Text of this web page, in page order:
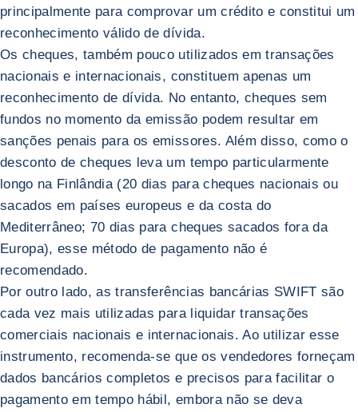
principalmente para comprovar um crédito e constitui um
reconhecimento válido de dívida.
Os cheques, também pouco utilizados em transações
nacionais e internacionais, constituem apenas um
reconhecimento de dívida. No entanto, cheques sem
fundos no momento da emissão podem resultar em
sanções penais para os emissores. Além disso, como o
desconto de cheques leva um tempo particularmente
longo na Finlândia (20 dias para cheques nacionais ou
sacados em países europeus e da costa do
Mediterrâneo; 70 dias para cheques sacados fora da
Europa), esse método de pagamento não é
recomendado.
Por outro lado, as transferências bancárias SWIFT são
cada vez mais utilizadas para liquidar transações
comerciais nacionais e internacionais. Ao utilizar esse
instrumento, recomenda-se que os vendedores forneçam
dados bancários completos e precisos para facilitar o
pagamento em tempo hábil, embora não se deva